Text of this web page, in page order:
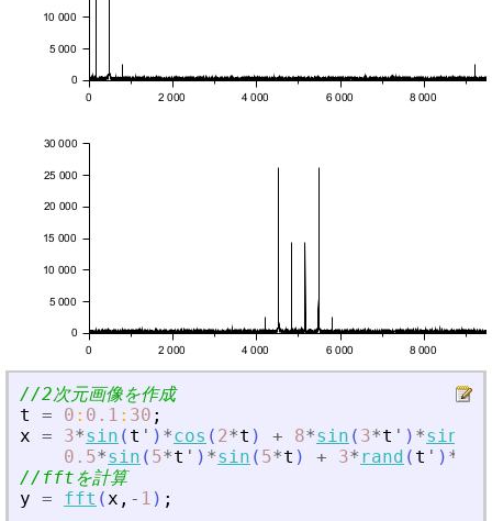
//2次元画像を作成
t
= 0 : 0.1 : 30 ;
x = 3*sin ( t ' ) *cos ( 2*t ) + 8*sin ( 3*t ' ) *sin
0.5*sin ( 5*t ' ) *sin ( 5*t ) + 3* rand ( t ' ) *
//fftを計算
y = fft (x , - 1 ) ;